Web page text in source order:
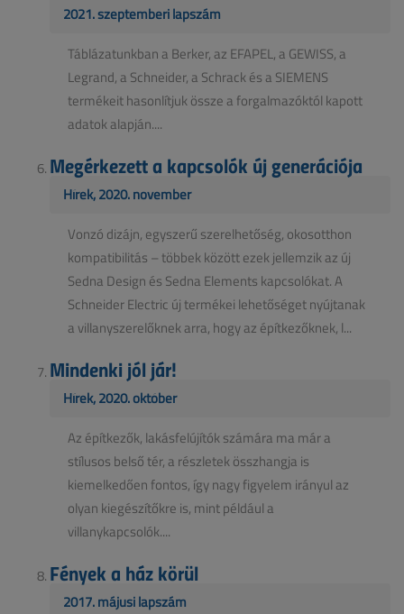
2021. szeptemberi lapszám
Táblázatunkban a Berker, az EFAPEL, a GEWISS, a
Legrand, a Schneider, a Schrack és a SIEMENS
termékeit hasonlítjuk össze a forgalmazóktól kapott
adatok alapján....
Megérkezett a kapcsolók új generációja
Hírek, 2020. november
Vonzó dizájn, egyszerű szerelhetőség, okosotthon
kompatibilitás – többek között ezek jellemzik az új
Sedna Design és Sedna Elements kapcsolókat. A
Schneider Electric új termékei lehetőséget nyújtanak
a villanyszerelőknek arra, hogy az építkezőknek, l...
Mindenki jól jár!
Hírek, 2020. október
Az építkezők, lakásfelújítók számára ma már a
stílusos belső tér, a részletek összhangja is
kiemelkedően fontos, így nagy figyelem irányul az
olyan kiegészítőkre is, mint például a
villanykapcsolók....
Fények a ház körül
2017. májusi lapszám